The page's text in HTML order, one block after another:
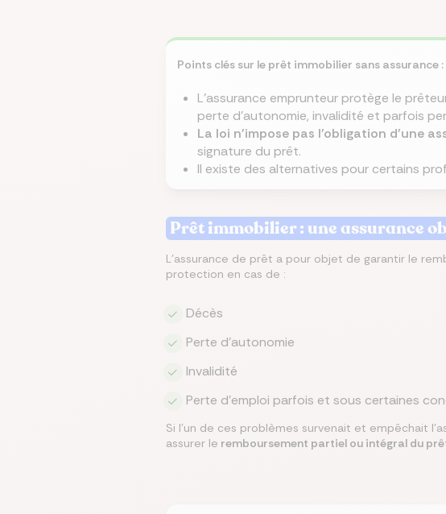
Économisez
en changeant
immobilier pour
sur votre assurance
Comparez les
assurances du
en quelques clics
Points clés sur le prêt immobilier sans assurance :
L'assurance emprunteur protège le
perte d'autonomie, invalidité et parfois
La loi n'impose pas l'obligation d'une
signature du prêt.
Il existe des alternatives pour certains
Prêt immobilier : une assurance
L'assurance de prêt a pour objet de garantir le
protection en cas de :
Décès
Perte d'autonomie
Invalidité
Perte d'emploi parfois et sous certaines
Si l'un de ces problèmes survenait et empêchait
assurer le remboursement partiel ou intégral du